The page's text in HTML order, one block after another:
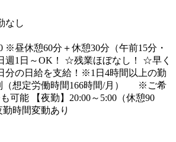
なし
※昼休憩60分＋休憩30分（午前15分・
1日～OK！ ☆残業ほぼなし！ ☆早く
分の日給を支給！※1日4時間以上の勤
（想定労働時間166時間/月） ※ご希
可能 【夜勤】20:00～5:00（休憩90
時間変動あり